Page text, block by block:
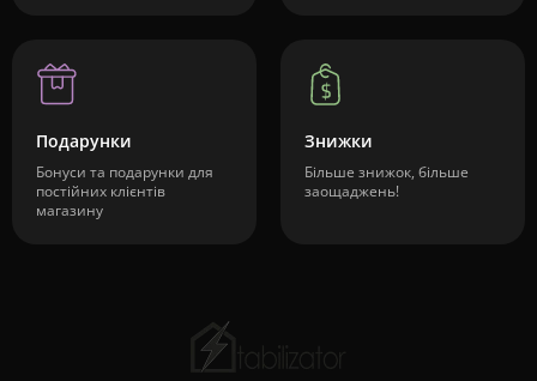
Подарунки
Бонуси та подарунки для
постійних клієнтів
магазину
Знижки
Більше знижок, більше
заощаджень!